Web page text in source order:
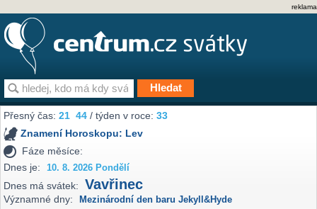
reklama
Přesný čas:21 44 / týden v roce:33
Znamení Horoskopu: Lev
Fáze měsíce:
Dnes je:
10. 8. 2026 Pondělí
Dnes má svátek: Vavřinec
Významné dny: Mezinárodní den baru Jekyll&Hyde